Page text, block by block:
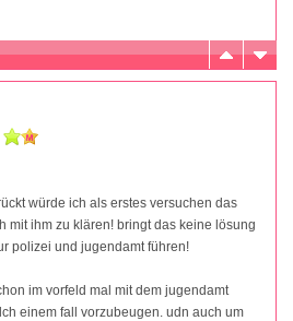
würde ich als erstes versuchen das
mit ihm zu klären! bringt das keine lösung
polizei und jugendamt führen!
im vorfeld mal mit dem jugendamt
einem fall vorzubeugen. udn auch um